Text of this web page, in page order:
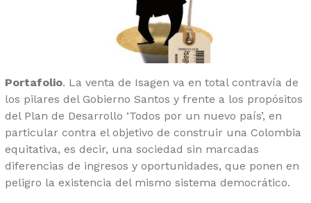
Portafolio. La venta de Isagen va en total contravía de
los pilares del Gobierno Santos y frente a los propósitos
del Plan de Desarrollo ‘Todos por un nuevo país’, en
particular contra el objetivo de construir una Colombia
equitativa, es decir, una sociedad sin marcadas
diferencias de ingresos y oportunidades, que ponen en
peligro la existencia del mismo sistema democrático.